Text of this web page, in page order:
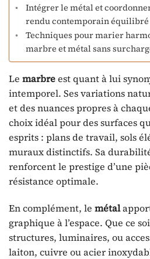
Intégrer le métal et
rendu contemporain équilibré
Techniques pour marier
marbre et métal sans
Le marbreest quant à lui
intemporel. Ses variations
et des nuances propres à
choix idéal pour des surfaces
esprits : plans de travail, sols
muraux distinctifs. Sa
renforcent le prestige d’une
résistance optimale.
En complément, le métal
graphique à l’espace. Que ce
structures, luminaires, ou
laiton, cuivre ou acier